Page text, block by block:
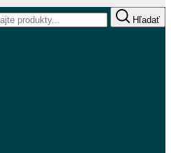
Hľadať
www.ramuj.sk
ramuj.sk